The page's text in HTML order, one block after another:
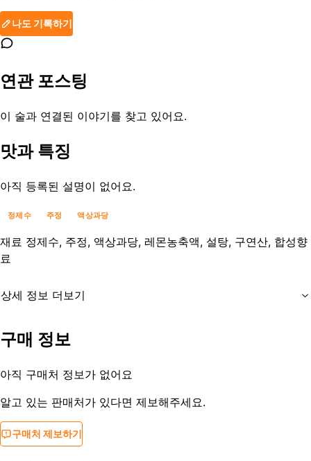
나도 기록하기
연관 포스팅
이 술과 연결된 이야기를 찾고 있어요.
맛과 특징
아직 등록된 설명이 없어요.
정제수 주정 액상과당
재료 정제수, 주정, 액상과당, 레몬농축액, 설탕, 구연산, 합성향
료
상세 정보 더보기
등록일
구매 정보
아직 구매처 정보가 없어요
알고 있는 판매처가 있다면 제보해주세요.
구매처 제보하기